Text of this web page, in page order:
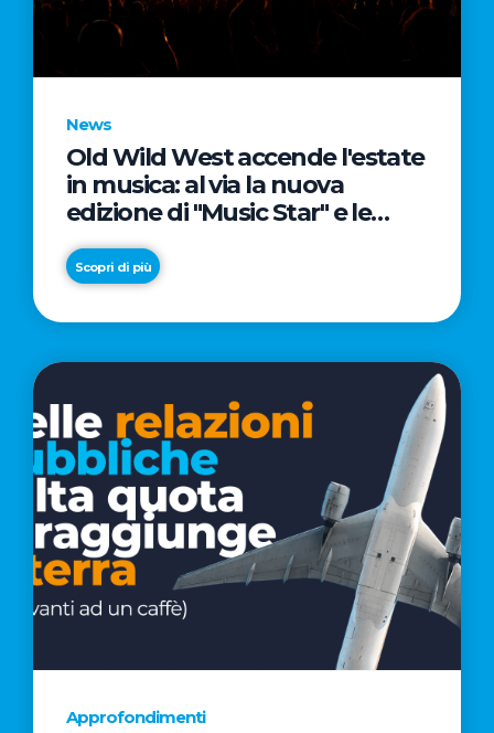
News
Old Wild West accende l'estate
in musica: al via la nuova
edizione di "Music Star" e le
prestigiose partnership con
Radio Italia e Live Nation
Scopri di più
Approfondimenti